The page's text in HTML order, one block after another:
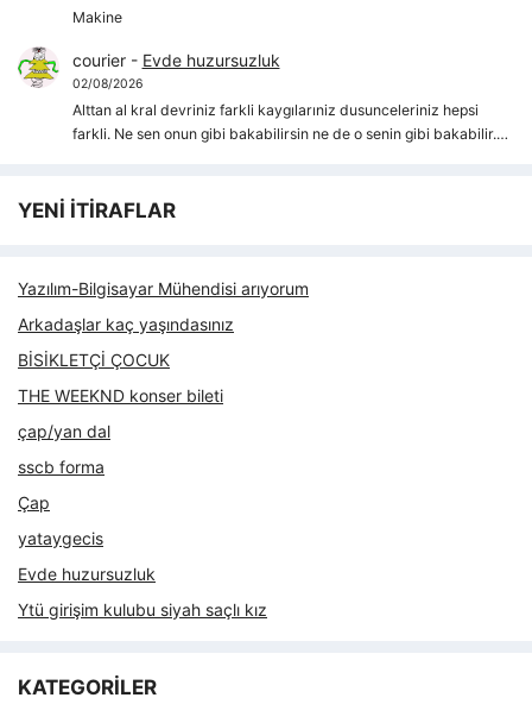
Makine
courier- Evde huzursuzluk
02/08/2026
Alttan al kral devriniz farkli kaygılarıniz dusunceleriniz hepsi
farkli. Ne sen onun gibi bakabilirsin ne de o senin gibi bakabilir.…
YENİ İTİRAFLAR
Yazılım-Bilgisayar Mühendisi arıyorum
Arkadaşlar kaç yaşındasınız
BİSİKLETÇİ ÇOCUK
THE WEEKND konser bileti
çap/yan dal
sscb forma
Çap
yataygecis
Evde huzursuzluk
Ytü girişim kulubu siyah saçlı kız
KATEGORİLER